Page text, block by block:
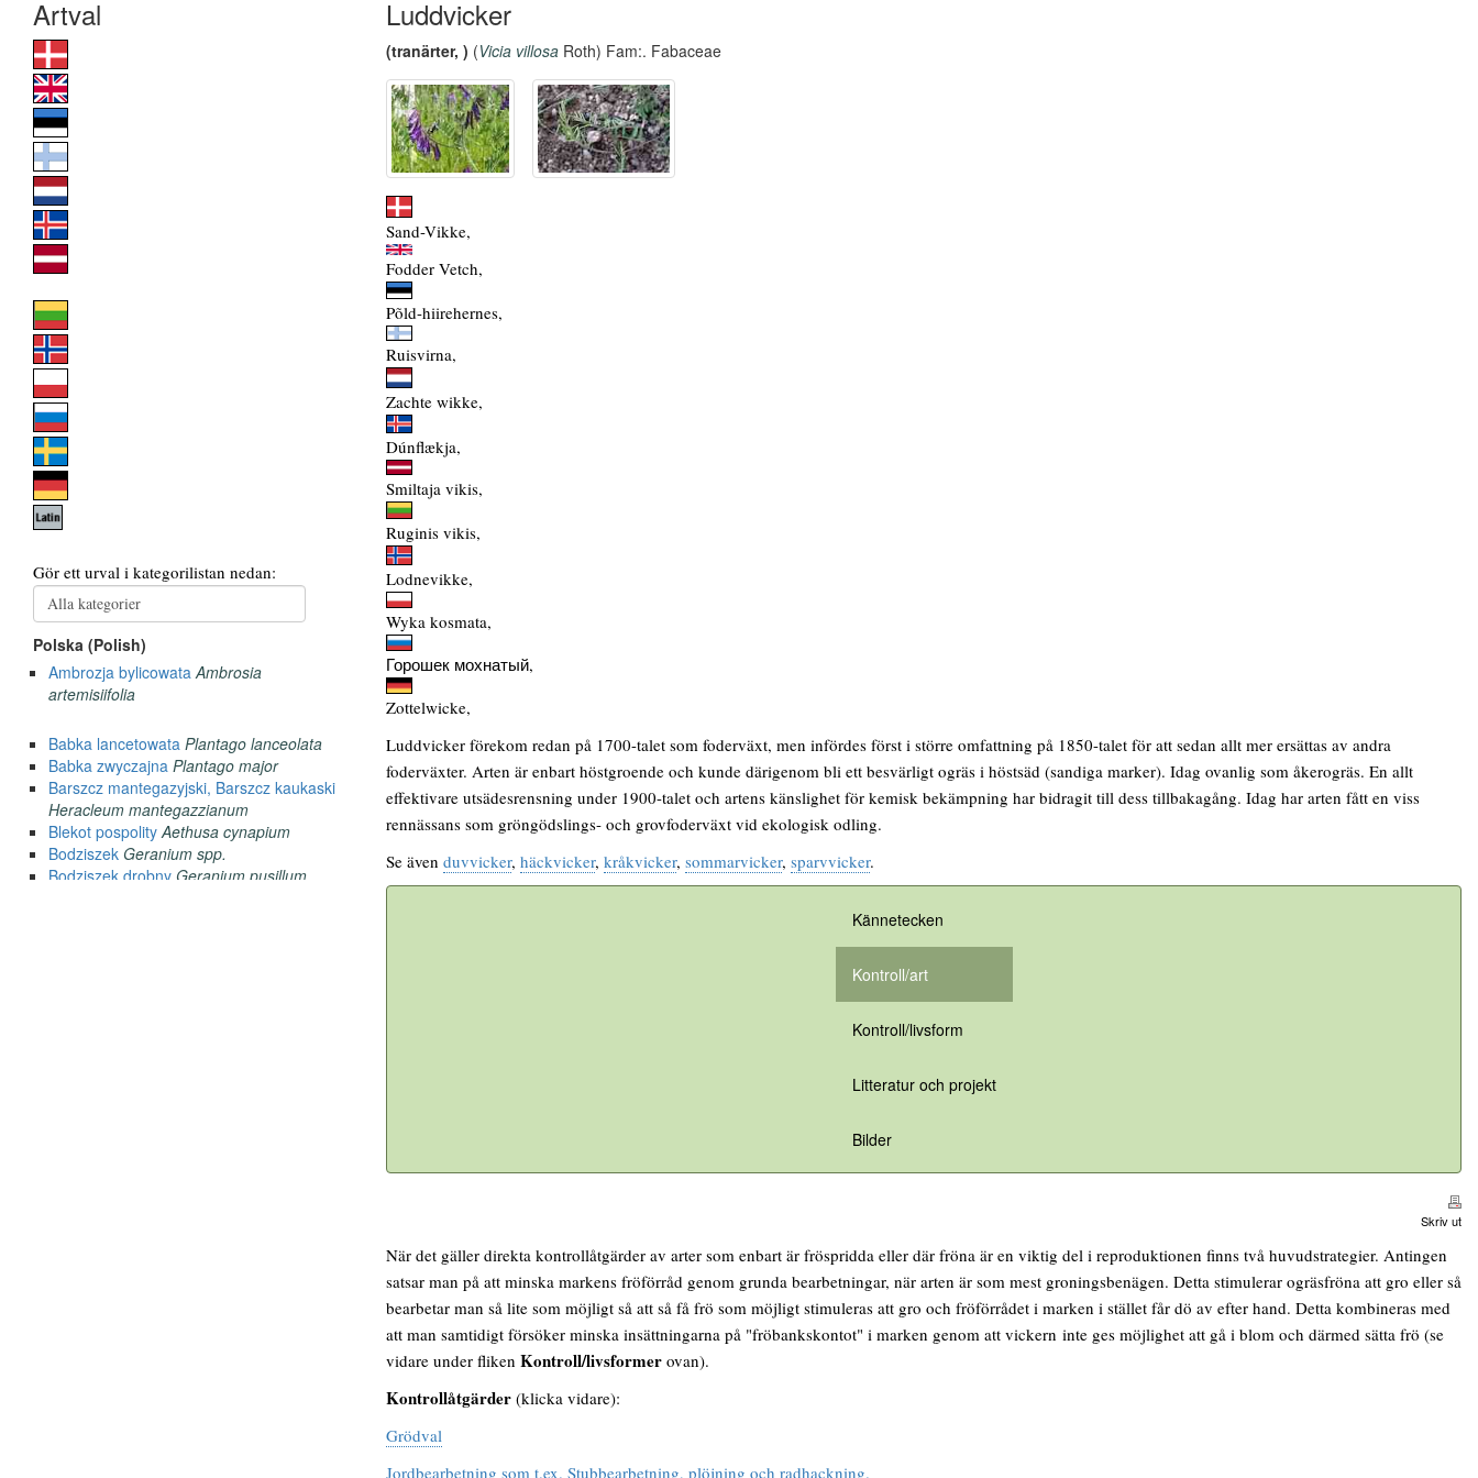
Luddvicker
(tranärter, ) (Vicia villosa Roth) Fam:. Fabaceae
Sand-Vikke,
Fodder Vetch,
Põld-hiirehernes,
Ruisvirna,
Zachte wikke,
Dúnflækja,
Smiltaja vikis,
Ruginis vikis,
Lodnevikke,
Wyka kosmata,
Горошек мохнатый,
Zottelwicke,
Luddvicker förekom redan på 1700-talet som foderväxt, men infördes först i större omfattning på 1850-talet för att sedan allt mer ersättas av andra
foderväxter. Arten är enbart höstgroende och kunde därigenom bli ett besvärligt ogräs i höstsäd (sandiga marker). Idag ovanlig som åkerogräs. En allt
effektivare utsädesrensning under 1900-talet och artens känslighet för kemisk bekämpning har bidragit till dess tillbakagång. Idag har arten fått en viss
rennässans som gröngödslings- och grovfoderväxt vid ekologisk odling.
Se även duvvicker, häckvicker, kråkvicker, sommarvicker, sparvvicker.
Kännetecken
Kontroll/art
Kontroll/livsform
Litteratur och projekt
Bilder
Skriv ut
När det gäller direkta kontrollåtgärder av arter som enbart är fröspridda eller där fröna är en viktig del i reproduktionen finns två huvudstrategier. Antingen
satsar man på att minska markens fröförråd genom grunda bearbetningar, när arten är som mest groningsbenägen. Detta stimulerar ogräsfröna att gro eller så
bearbetar man så lite som möjligt så att så få frö som möjligt stimuleras att gro och fröförrådet i marken i stället får dö av efter hand. Detta kombineras med
att man samtidigt försöker minska insättningarna på "fröbankskontot" i marken genom att vickern inte ges möjlighet att gå i blom och därmed sätta frö (se
vidare under fliken Kontroll/livsformer ovan).
Kontrollåtgärder (klicka vidare):
Grödval
Jordbearbetning som t.ex. Stubbearbetning, plöjning och radhackning.